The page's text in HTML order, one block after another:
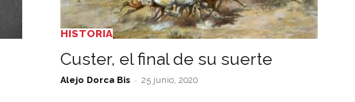
Hoy
HISTORIA
Custer, el final de su suerte
Alejo Dorca Bis - 25 junio, 2020